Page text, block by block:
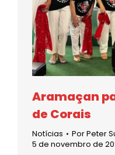
Aramaçan
de Corais
Notícias PorPeter
5 de novembro de